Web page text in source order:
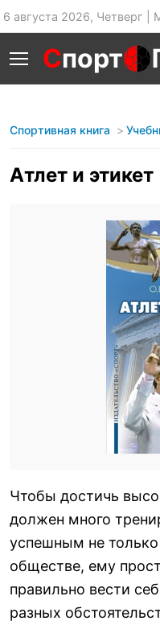
6 августа 2026, Четверг |
Спорт
Спортивная книга
Атлет и этикет
Чтобы достичь
должен много
успешным не только
обществе, ему
правильно вести
разных